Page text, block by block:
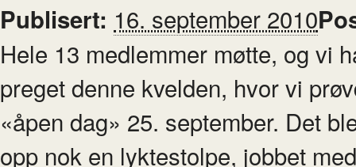
Publisert: 16. september 2010
Hele 13 medlemmer møtte, og vi
preget denne kvelden, hvor vi
«åpen dag» 25. september. Det
opp nok en lyktestolpe, jobbet